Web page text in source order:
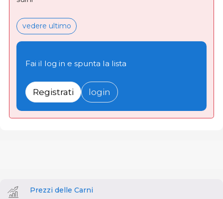
vedere ultimo
Fai il log in e spunta la lista
Registrati login
Prezzi delle Carni